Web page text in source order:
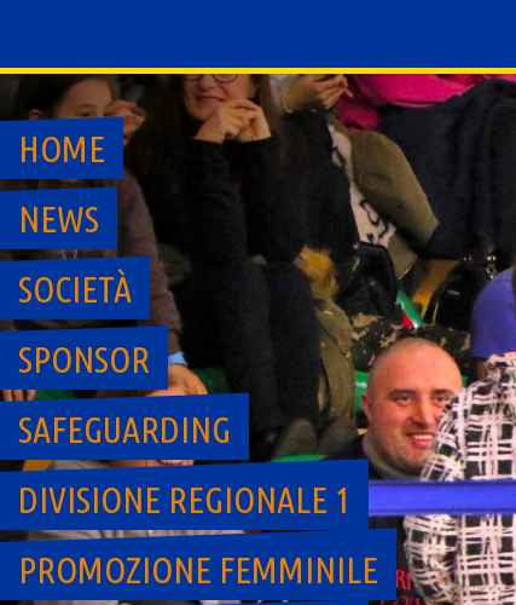
content
HOME
NEWS
SOCIETÀ
SPONSOR
SAFEGUARDING
DIVISIONE REGIONALE 1
PROMOZIONE FEMMINILE